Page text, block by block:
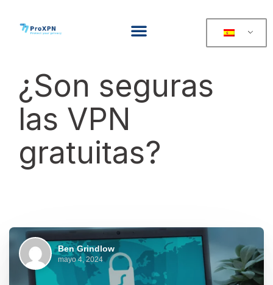
¿Son seguras
las VPN
gratuitas?
Ben Grindlow
mayo 4, 2024